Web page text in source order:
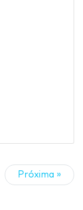
Próxima »